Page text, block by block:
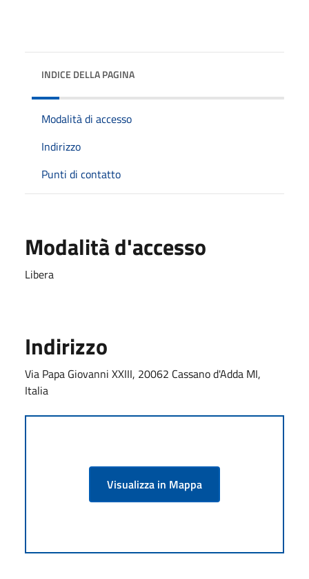
INDICE DELLA PAGINA
Modalità di accesso
Indirizzo
Punti di contatto
Modalità d'accesso
Libera
Indirizzo
Via Papa Giovanni XXIII, 20062 Cassano d'Adda MI,
Italia
Visualizza in Mappa